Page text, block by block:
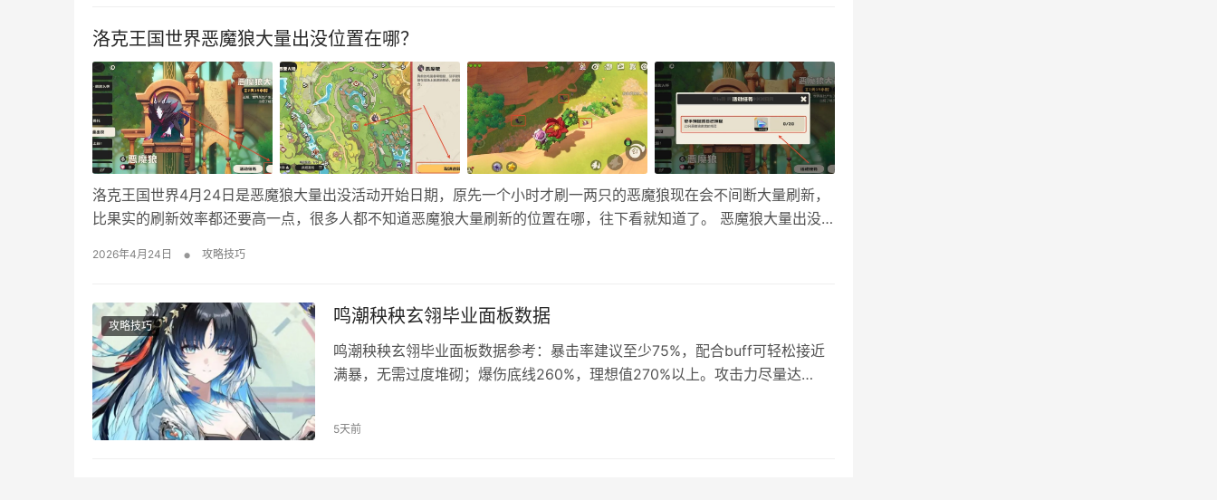
洛克王国世界恶魔狼大量出没位置在哪？
洛克王国世界4月24日是恶魔狼大量出没活动开始日期，原先一个小时才刷一两只的恶魔狼现在会不间断大量刷新，
比果实的刷新效率都还要高一点，很多人都不知道恶魔狼大量刷新的位置在哪，往下看就知道了。 恶魔狼大量出没
2026年4月24日 • 攻略技巧
攻略技巧 鸣潮秧秧玄翎毕业面板数据
鸣潮秧秧玄翎毕业面板数据参考：暴击率建议至少75%，配合buff可轻松接近
满暴，无需过度堆砌；爆伤底线260%，理想值270%以上。攻击力尽量达
叠，共鸣效率保持在120%-130%保障技能循环顺畅。按此属性配置可最大化输
5天前